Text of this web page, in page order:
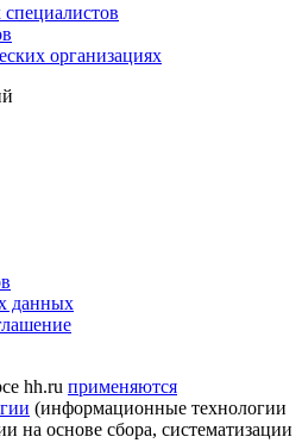
организациях
данных
hh.ru применяются
(информационные технологии
на основе сбора, систематизации